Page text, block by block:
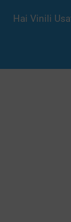
Hai Vinili